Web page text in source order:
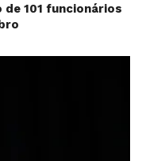
101 funcionários